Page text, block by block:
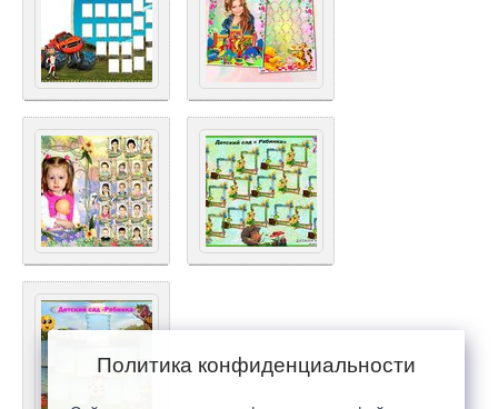
Политика конфиденциальности